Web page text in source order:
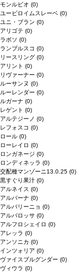
モンルビオ (0)
ユービロイムスレーベ (0)
ユニ・ブラン (0)
アリゴテ (0)
ラボソ (0)
ランブルスコ (0)
リースリング (0)
アリント (0)
リヴァーナー (0)
ルーサンヌ (0)
ルーレンダー (0)
ルガーナ (0)
レゲント (0)
アルテジーノ (0)
レフォスコ (0)
ロール (0)
ローレイロ (0)
ロンガネージ (0)
ロンディネッラ (0)
交配種マンゾーニ13.0.25 (0)
黒すぐり果汁 (0)
アルネイス (0)
アルバーナ (0)
アルバリーニョ (0)
アルバロッサ (0)
アルフロシェイロ (0)
アレッラ (0)
アンソニカ (0)
インツォリア (0)
ヴァイスブルグンダー (0)
ヴィウラ (0)